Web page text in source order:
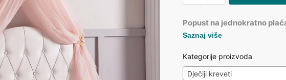
Popust na jednokratno
Saznaj više
Kategorije proizvoda
Dječiji kreveti